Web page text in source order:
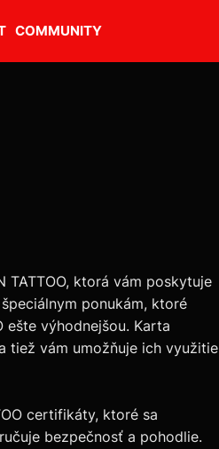
COMMUNITY
TATTOO, ktorá vám poskytuje
ponukám, ktoré
ešte výhodnejšou. Karta
tiež vám umožňuje ich využitie
certifikáty, ktoré sa
bezpečnosť a pohodlie.